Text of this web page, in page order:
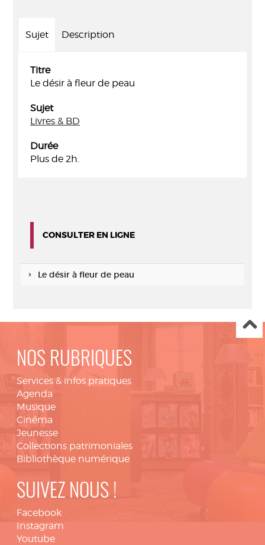
Sujet Description
Titre
Le désir à fleur de peau
Sujet
Livres & BD
Durée
Plus de 2h.
CONSULTER EN LIGNE
Le désir à fleur de peau
NOS RUBRIQUES
Services & infos pratiques
Agenda
Musique
Cinéma
Jeunesse
Collections patrimoniales
Bibliothèque numérique
SUIVEZ NOUS !
Facebook
Instagram
Youtube